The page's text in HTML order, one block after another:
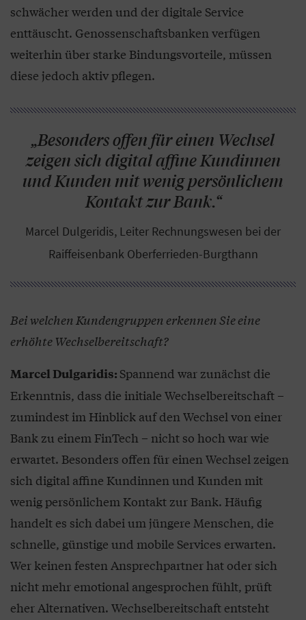
schwächer werden und der digitale Service
enttäuscht. Genossenschaftsbanken verfügen
weiterhin über starke Bindungsvorteile, müssen
diese jedoch aktiv pflegen.
„Besonders offen für einen Wechsel
zeigen sich digital affine Kundinnen
und Kunden mit wenig persönlichem
Kontakt zur Bank.“
Marcel Dulgeridis, Leiter Rechnungswesen bei der
Raiffeisenbank Oberferrieden-Burgthann
Bei welchen Kundengruppen erkennen Sie eine
erhöhte Wechselbereitschaft?
Marcel Dulgaridis: Spannend war zunächst die
Erkenntnis, dass die initiale Wechselbereitschaft –
zumindest im Hinblick auf den Wechsel von einer
Bank zu einem FinTech – nicht so hoch war wie
erwartet. Besonders offen für einen Wechsel zeigen
sich digital affine Kundinnen und Kunden mit
wenig persönlichem Kontakt zur Bank. Häufig
handelt es sich dabei um jüngere Menschen, die
schnelle, günstige und mobile Services erwarten.
Wer keinen festen Ansprechpartner hat oder sich
nicht mehr emotional angesprochen fühlt, prüft
eher Alternativen. Wechselbereitschaft entsteht